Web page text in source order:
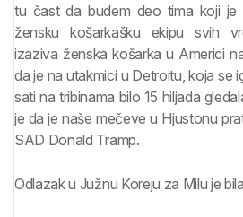
tu čast da budem deo tima koji je
žensku košarkašku ekipu svih
izaziva ženska košarka u Americi
da je na utakmici u Detroitu, koja se
sati na tribinama bilo 15 hiljada
je da je naše mečeve u Hjustonu
SAD Donald Tramp.
Odlazak u Južnu Koreju za Milu je